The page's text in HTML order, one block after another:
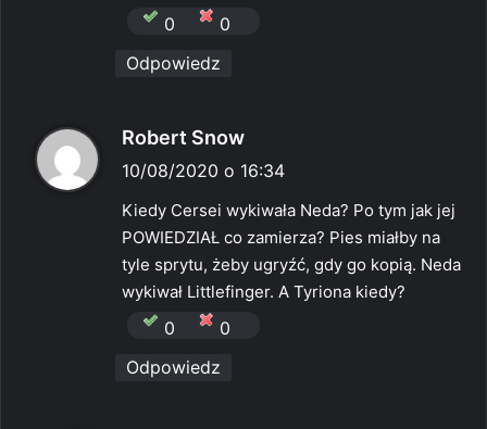
0
0
Odpowiedz
Robert Snow
i
e
:
10/08/2020 o 16:34
Kiedy Cersei wykiwała Neda? Po tym jak jej
POWIEDZIAŁ co zamierza? Pies miałby na
tyle sprytu, żeby ugryźć, gdy go kopią. Neda
wykiwał Littlefinger. A Tyriona kiedy?
0
0
Odpowiedz